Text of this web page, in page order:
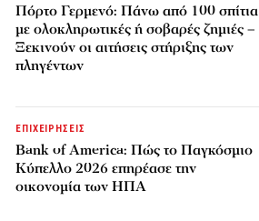
Πόρτο Γερμενό: Πάνω από 100 σπίτια
με ολοκληρωτικές ή σοβαρές ζημιές –
Ξεκινούν οι αιτήσεις στήριξης των
πληγέντων
ΕΠΙΧΕΙΡΗΣΕΙΣ
Bank of America: Πώς το Παγκόσμιο
Κύπελλο 2026 επηρέασε την
οικονομία των ΗΠΑ